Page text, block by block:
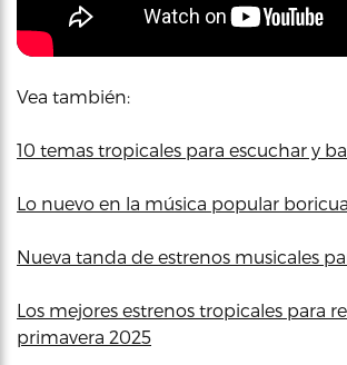
Vea también:
10 temas tropicales para escuchar y
Lo nuevo en la música popular boricua
Nueva tanda de estrenos musicales
Los mejores estrenos tropicales para
primavera 2025